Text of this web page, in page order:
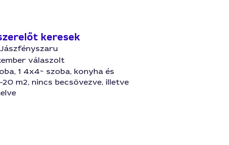
keresek
válaszolt
1 4x4~ szoba, konyha és
m2, nincs becsövezve, illetve